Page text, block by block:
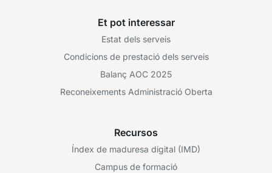
Et pot interessar
Estat dels serveis
Condicions de prestació dels serveis
Balanç AOC 2025
Reconeixements Administració Oberta
Recursos
Índex de maduresa digital (IMD)
Campus de formació